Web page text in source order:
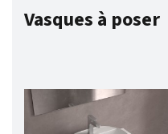
Vasques à poser